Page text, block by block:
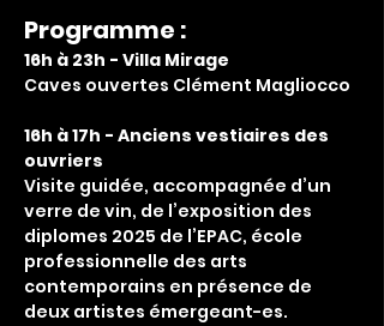
Programme :
16h à 23h - Villa Mirage
Caves ouvertes Clément Magliocco
16h à 17h - Anciens vestiaires des
ouvriers
Visite guidée, accompagnée d’un
verre de vin, de l’exposition des
diplomes 2025 de l’EPAC, école
professionnelle des arts
contemporains en présence de
deux artistes émergeant-es.